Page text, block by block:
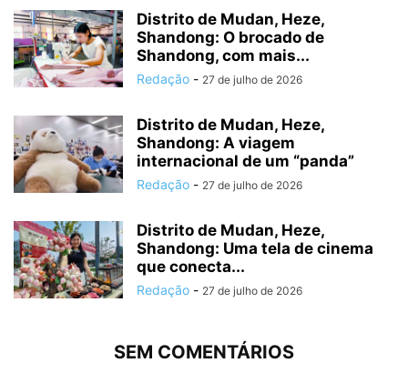
Distrito de Mudan, Heze,
Shandong: O brocado de
Shandong, com mais...
Redação - 27 de julho de 2026
Distrito de Mudan, Heze,
Shandong: A viagem
internacional de um “panda”
Redação - 27 de julho de 2026
Distrito de Mudan, Heze,
Shandong: Uma tela de cinema
que conecta...
Redação - 27 de julho de 2026
SEM COMENTÁRIOS